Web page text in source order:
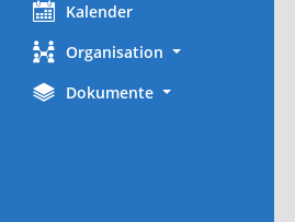
Kalender
Organisation
Dokumente